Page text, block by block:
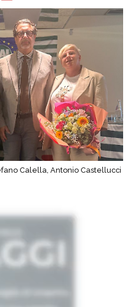
Calella, Antonio Castellucci